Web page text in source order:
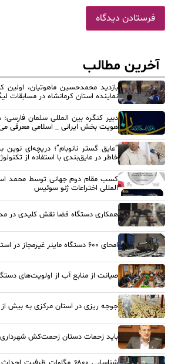
آخرین مطالب
بازدید محمدحسین ماهوتیان، اولین
نماینده استان کرمانشاه در مسابقات
دبیر کنگره بین المللی سلمان
هویت بخش ایرانی _ اسلامی معرفی
“عایق گستر نانوبام”؛ دریچه‌ای
خاطر در عایق‌بندی با استفاده از
کسب مقام دوم جهانی توسط محمد
المللی اختراعات ژنو سوئیس
همکاری دستگاه قضا نقش کلیدی در
امحای ۶۰۰ دستگاه ماینر غیرمجاز در استان مرکزی
صیانت از منابع آب از اولویت‌های
جوجه ریزی در استان مرکزی به بیش از ۶ میلیون قطعه رسید
باید زحمات دستان زحمت‌کش